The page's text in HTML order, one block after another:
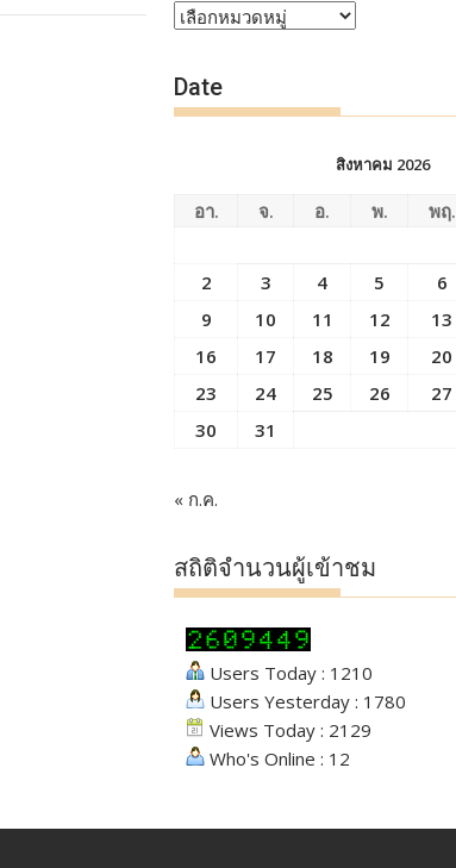
หัวข้อ
Date
สิงหาคม 2026
อา. จ. อ. พ. พฤ.
2
3 4 5 6
9
10 11 12 13
16
17 18 19 20
23
24 25 26 27
30
31
« ก.ค.
สถิติจำนวนผู้เข้าชม
Users Today : 1210
Users Yesterday : 1780
Views Today : 2129
Who's Online : 12